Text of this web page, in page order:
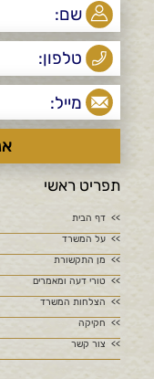
תפריט ראשי
דף הבית
על המשרד
מן התקשורת
טורי דעה ומאמרים
הצלחות המשרד
חקיקה
צור קשר